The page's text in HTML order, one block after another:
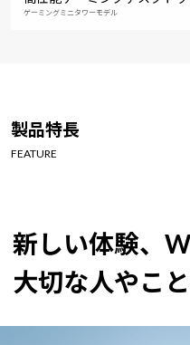
ゲーミングミニタワーモデル
製品特長
FEATURE
新しい体験、
大切な人やこ